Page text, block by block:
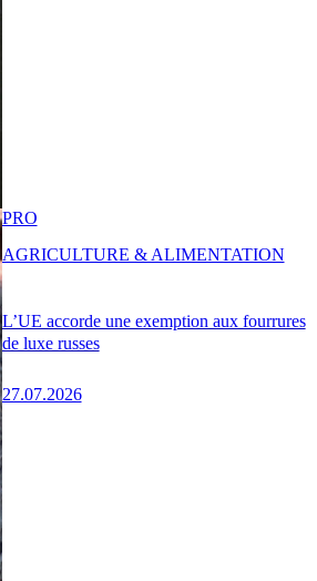
L’UE accorde une exemption aux fourrures
de luxe russes
27.07.2026
PRO
AGRICULTURE & ALIMENTATION